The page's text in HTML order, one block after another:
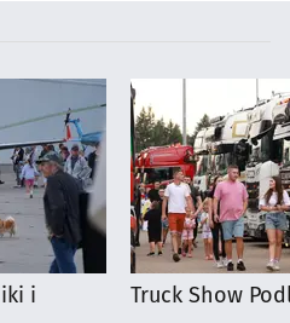
i
Truck Show